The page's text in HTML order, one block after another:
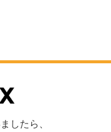
したら、